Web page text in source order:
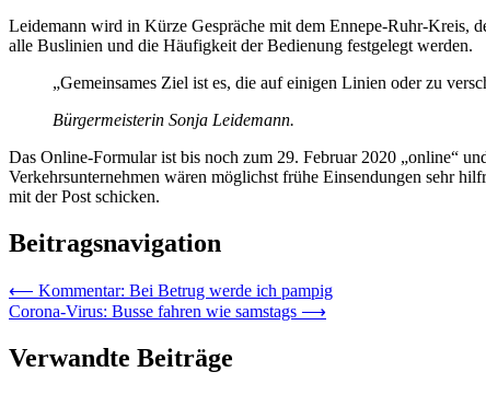
Leidemann wird in Kürze Gespräche mit dem Ennepe-Ruhr-Kreis,
alle Buslinien und die Häufigkeit der Bedienung festgelegt werden.
„Gemeinsames Ziel ist es, die auf einigen Linien oder zu
Bürgermeisterin Sonja Leidemann.
Das Online-Formular ist bis noch zum 29. Februar 2020 „online“
Verkehrsunternehmen wären möglichst frühe Einsendungen sehr
mit der Post schicken.
Beitragsnavigation
⟵ Kommentar: Bei Betrug werde ich pampig
Corona-Virus: Busse fahren wie samstags ⟶
Verwandte Beiträge